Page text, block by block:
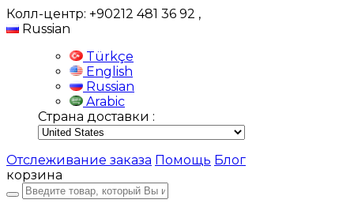
Колл-центр: +90212 481 36 92 ,
Russian
Türkçe
English
Russian
Arabic
Страна доставки :
Отслеживание заказа Помощь Блог
корзина